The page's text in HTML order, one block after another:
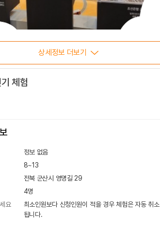
상세정보 더보기
체험
정보 없음
8~13
전북 군산시 영명길 29
4명
요
최소인원보다 신청인원이 적을 경우 체험은 자동 취소
됩니다.